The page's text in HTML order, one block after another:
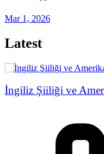
Mar 1, 2026
Latest
İngiliz Şiiliği ve